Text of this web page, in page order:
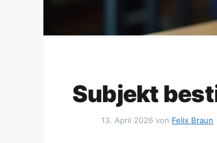
Subjekt
13. April 2026 von Felix Braun